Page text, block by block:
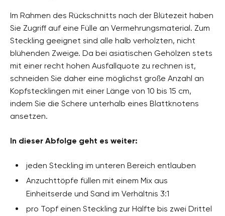
Im Rahmen des Rückschnitts nach der Blütezeit haben
Sie Zugriff auf eine Fülle an Vermehrungsmaterial. Zum
Steckling geeignet sind alle halb verholzten, nicht
blühenden Zweige. Da bei asiatischen Gehölzen stets
mit einer recht hohen Ausfallquote zu rechnen ist,
schneiden Sie daher eine möglichst große Anzahl an
Kopfstecklingen mit einer Länge von 10 bis 15 cm,
indem Sie die Schere unterhalb eines Blattknotens
ansetzen.
In dieser Abfolge geht es weiter:
jeden Steckling im unteren Bereich entlauben
Anzuchttöpfe füllen mit einem Mix aus
Einheitserde und Sand im Verhältnis 3:1
pro Topf einen Steckling zur Hälfte bis zwei Drittel